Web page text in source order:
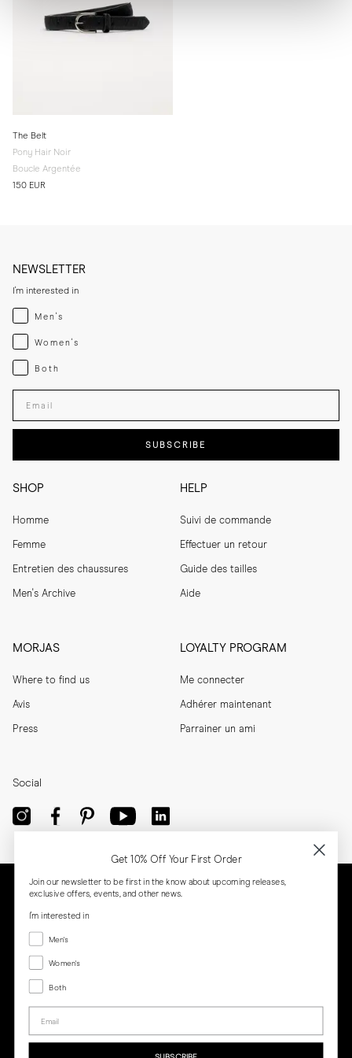
The Belt
Pony Hair Noir
Boucle Argentée
150 EUR
SHOP
Homme
Femme
Entretien des chaussures
Men's Archive
HELP
Suivi de commande
Effectuer un retour
Guide des tailles
Aide
MORJAS
Where to find us
Avis
Press
LOYALTY PROGRAM
Me connecter
Adhérer maintenant
Parrainer un ami
NEWSLETTER
I'm interested in
Menswear
Men's
Womenswear
Women's
Both
Both
Enter your email adress
SUBSCRIBE
Social
Get 10% Off Your First Order
Join our newsletter to be first in the know about upcoming releases,
exclusive offers, events, and other news.
I'm interested in
Menswear
Men's
Women's
Women's
Both
Both
Email